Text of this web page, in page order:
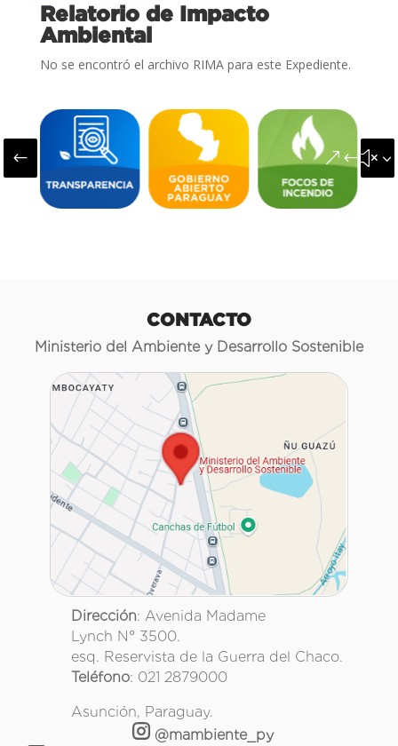
Relatorio de Impacto
Ambiental
No se encontró el archivo RIMA para este Expediente.
#
CONTACTO
Ministerio del Ambiente y Desarrollo Sostenible
Dirección: Avenida Madame
Lynch N° 3500.
esq. Reservista de la Guerra del Chaco.
Teléfono: 021 2879000
Asunción, Paraguay.
@mambiente_py